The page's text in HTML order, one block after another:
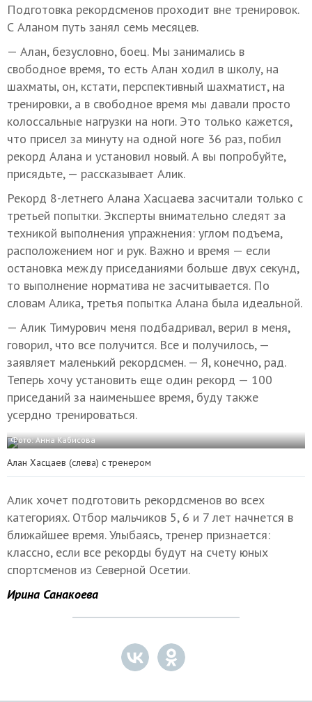
Подготовка рекордсменов проходит вне тренировок.
С Аланом путь занял семь месяцев.
— Алан, безусловно, боец. Мы занимались в
свободное время, то есть Алан ходил в школу, на
шахматы, он, кстати, перспективный шахматист, на
тренировки, а в свободное время мы давали просто
колоссальные нагрузки на ноги. Это только кажется,
что присел за минуту на одной ноге 36 раз, побил
рекорд Алана и установил новый. А вы попробуйте,
присядьте, — рассказывает Алик.
Рекорд 8-летнего Алана Хасцаева засчитали только с
третьей попытки. Эксперты внимательно следят за
техникой выполнения упражнения: углом подъема,
расположением ног и рук. Важно и время — если
остановка между приседаниями больше двух секунд,
то выполнение норматива не засчитывается. По
словам Алика, третья попытка Алана была идеальной.
— Алик Тимурович меня подбадривал, верил в меня,
говорил, что все получится. Все и получилось, —
заявляет маленький рекордсмен. — Я, конечно, рад.
Теперь хочу установить еще один рекорд — 100
приседаний за наименьшее время, буду также
усердно тренироваться.
Фото: Анна Кабисова
Алан Хасцаев (слева) с тренером
Алик хочет подготовить рекордсменов во всех
категориях. Отбор мальчиков 5, 6 и 7 лет начнется в
ближайшее время. Улыбаясь, тренер признается:
классно, если все рекорды будут на счету юных
спортсменов из Северной Осетии.
Ирина Санакоева